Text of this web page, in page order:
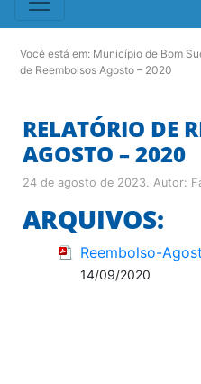
Você está em: Município de Bom
de Reembolsos Agosto – 2020
RELATÓRIO DE
AGOSTO – 2020
24 de agosto de 2023. Autor:
ARQUIVOS:
Reembolso-
14/09/2020